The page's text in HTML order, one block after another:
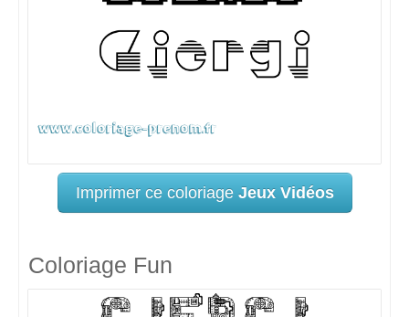
Imprimer ce coloriage Jeux Vidéos
Coloriage Fun